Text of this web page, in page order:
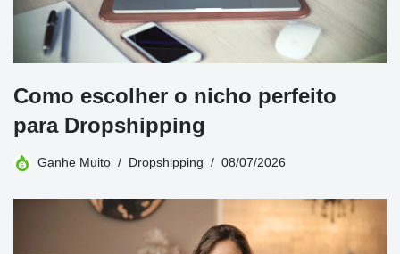
Como escolher o nicho perfeito
para Dropshipping
Ganhe Muito Dropshipping 08/07/2026